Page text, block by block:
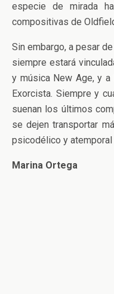
especie de mirada
compositivas de
Sin embargo, a pesar
siempre estará
y música New Age, y
Exorcista. Siempre y
suenan los últimos
se dejen transportar
psicodélico y
Marina Ortega